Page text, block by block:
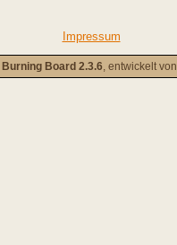
Impressum
Burning Board 2.3.6, entwickelt von